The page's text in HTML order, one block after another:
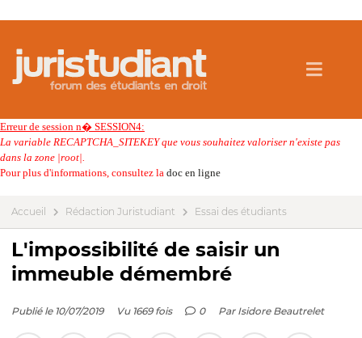
Erreur de session n� SESSION4:
La variable RECAPTCHA_SITEKEY que vous souhaitez valoriser n'existe pas
dans la zone |root|.
Pour plus d'informations, consultez la doc en ligne
Accueil Rédaction Juristudiant Essai des étudiants
L'impossibilité de saisir un
immeuble démembré
Publié le 10/07/2019 Vu 1669 fois 0 Par Isidore Beautrelet